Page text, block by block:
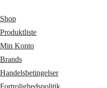
Shop
Produktliste
Min Konto
Brands
Handelsbetingelser
Fortrolighedspolitik